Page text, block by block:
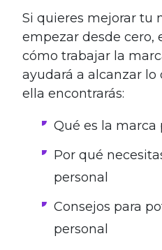
Si quieres mejorar tu
empezar desde cero,
cómo trabajar la
ayudará a alcanzar lo
ella encontrarás:
Qué es la marca
Por qué
personal
Consejos para
personal